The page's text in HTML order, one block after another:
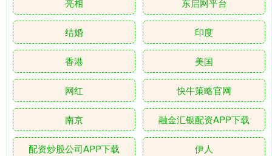
亮相 东启网平台
结婚 印度
香港 美国
网红 快牛策略官网
南京 融金汇银配资APP下载
配资炒股公司APP下载 伊人